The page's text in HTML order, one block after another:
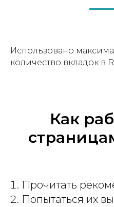
Использовано
количество вкладок в
Как
Прочитать
Попытаться их